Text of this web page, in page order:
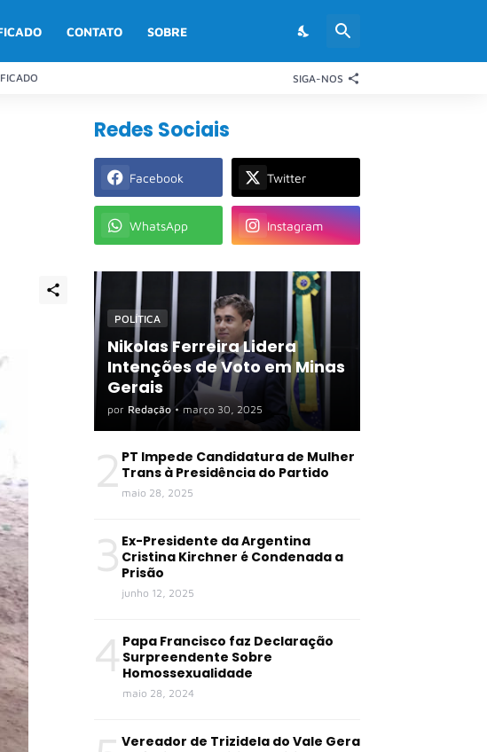
CONTATO SOBRE
SIGA-NOS
Redes Sociais
Facebook Twitter
WhatsApp Instagram
POLÍTICA
Nikolas Ferreira Lidera
Intenções de Voto em Minas
Gerais
por Redação • março 30, 2025
2 PT Impede Candidatura de Mulher
Trans à Presidência do Partido
maio 28, 2025
3 Ex-Presidente da Argentina
Cristina Kirchner é Condenada a
Prisão
junho 12, 2025
4 Papa Francisco faz Declaração
Surpreendente Sobre
Homossexualidade
maio 28, 2024
Vereador de Trizidela do Vale Gera